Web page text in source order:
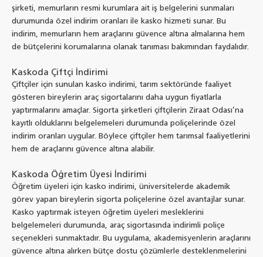
şirketi, memurların resmi kurumlara ait iş belgelerini sunmaları
durumunda özel indirim oranları ile kasko hizmeti sunar. Bu
indirim, memurların hem araçlarını güvence altına almalarına hem
de bütçelerini korumalarına olanak tanıması bakımından faydalıdır.
Kaskoda Çiftçi İndirimi
Çiftçiler için sunulan kasko indirimi, tarım sektöründe faaliyet
gösteren bireylerin araç sigortalarını daha uygun fiyatlarla
yaptırmalarını amaçlar. Sigorta şirketleri çiftçilerin Ziraat Odası’na
kayıtlı olduklarını belgelemeleri durumunda poliçelerinde özel
indirim oranları uygular. Böylece çiftçiler hem tarımsal faaliyetlerini
hem de araçlarını güvence altına alabilir.
Kaskoda Öğretim Üyesi İndirimi
Öğretim üyeleri için kasko indirimi, üniversitelerde akademik
görev yapan bireylerin sigorta poliçelerine özel avantajlar sunar.
Kasko yaptırmak isteyen öğretim üyeleri mesleklerini
belgelemeleri durumunda, araç sigortasında indirimli poliçe
seçenekleri sunmaktadır. Bu uygulama, akademisyenlerin araçlarını
güvence altına alırken bütçe dostu çözümlerle desteklenmelerini